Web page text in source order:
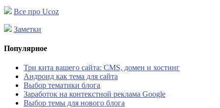
Все про Ucoz
Заметки
Популярное
Три кита вашего сайта: CMS, домен и хостинг
Андроид как тема для сайта
Выбор тематики блога
Заработок на контекстной реклама Google
Выбор темы для нового блога